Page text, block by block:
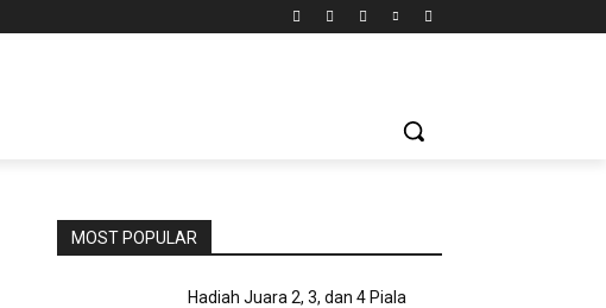
MOST POPULAR
Hadiah Juara 2, 3, dan 4 Piala